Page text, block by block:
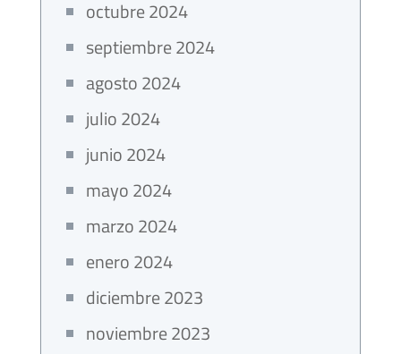
octubre 2024
septiembre 2024
agosto 2024
julio 2024
junio 2024
mayo 2024
marzo 2024
enero 2024
diciembre 2023
noviembre 2023